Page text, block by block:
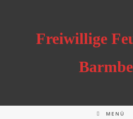
Freiwillige
MENÜ